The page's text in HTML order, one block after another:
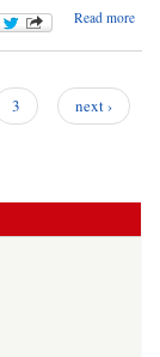
Read more
3
next ›